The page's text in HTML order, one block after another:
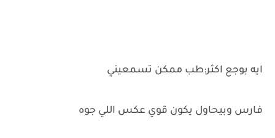
ايه بوجع اكثر:طب ممكن تسمعيني
فارس وبيحاول يكون قوي عكس اللي جوه